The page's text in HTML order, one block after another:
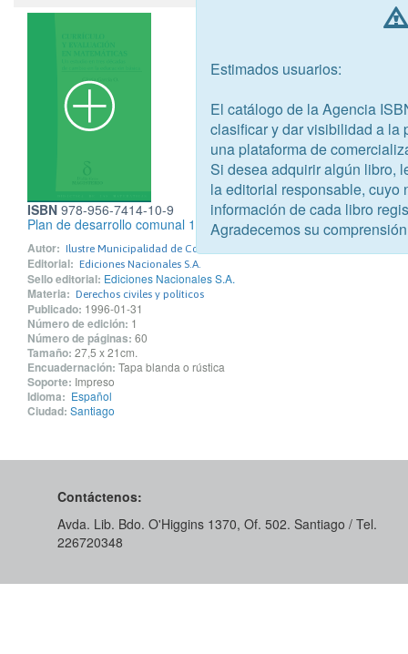
ISBN 978-956-7414-10-9
Plan de desarrollo comunal 1995-1998
Autor: Ilustre Municipalidad de Conchalí
Editorial: Ediciones Nacionales S.A.
Sello editorial: Ediciones Nacionales S.A.
Materia: Derechos civiles y políticos
Publicado: 1996-01-31
Número de edición: 1
Número de páginas: 60
Tamaño: 27,5 x 21cm.
Encuadernación: Tapa blanda o rústica
Soporte: Impreso
Idioma: Español
Ciudad: Santiago
Contáctenos:
Avda. Lib. Bdo. O'Higgins 1370, Of. 502. Santiago / Tel.
226720348
Estimados usuarios:
El catálogo de la Agencia
clasificar y dar visibilidad a la
una plataforma de
Si desea adquirir algún libro,
la editorial responsable, cuyo
información de cada libro
Agradecemos su